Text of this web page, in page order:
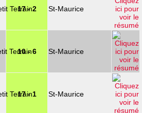
17 - 2 St-Maurice
10 - 6 St-Maurice
17 - 1 St-Maurice